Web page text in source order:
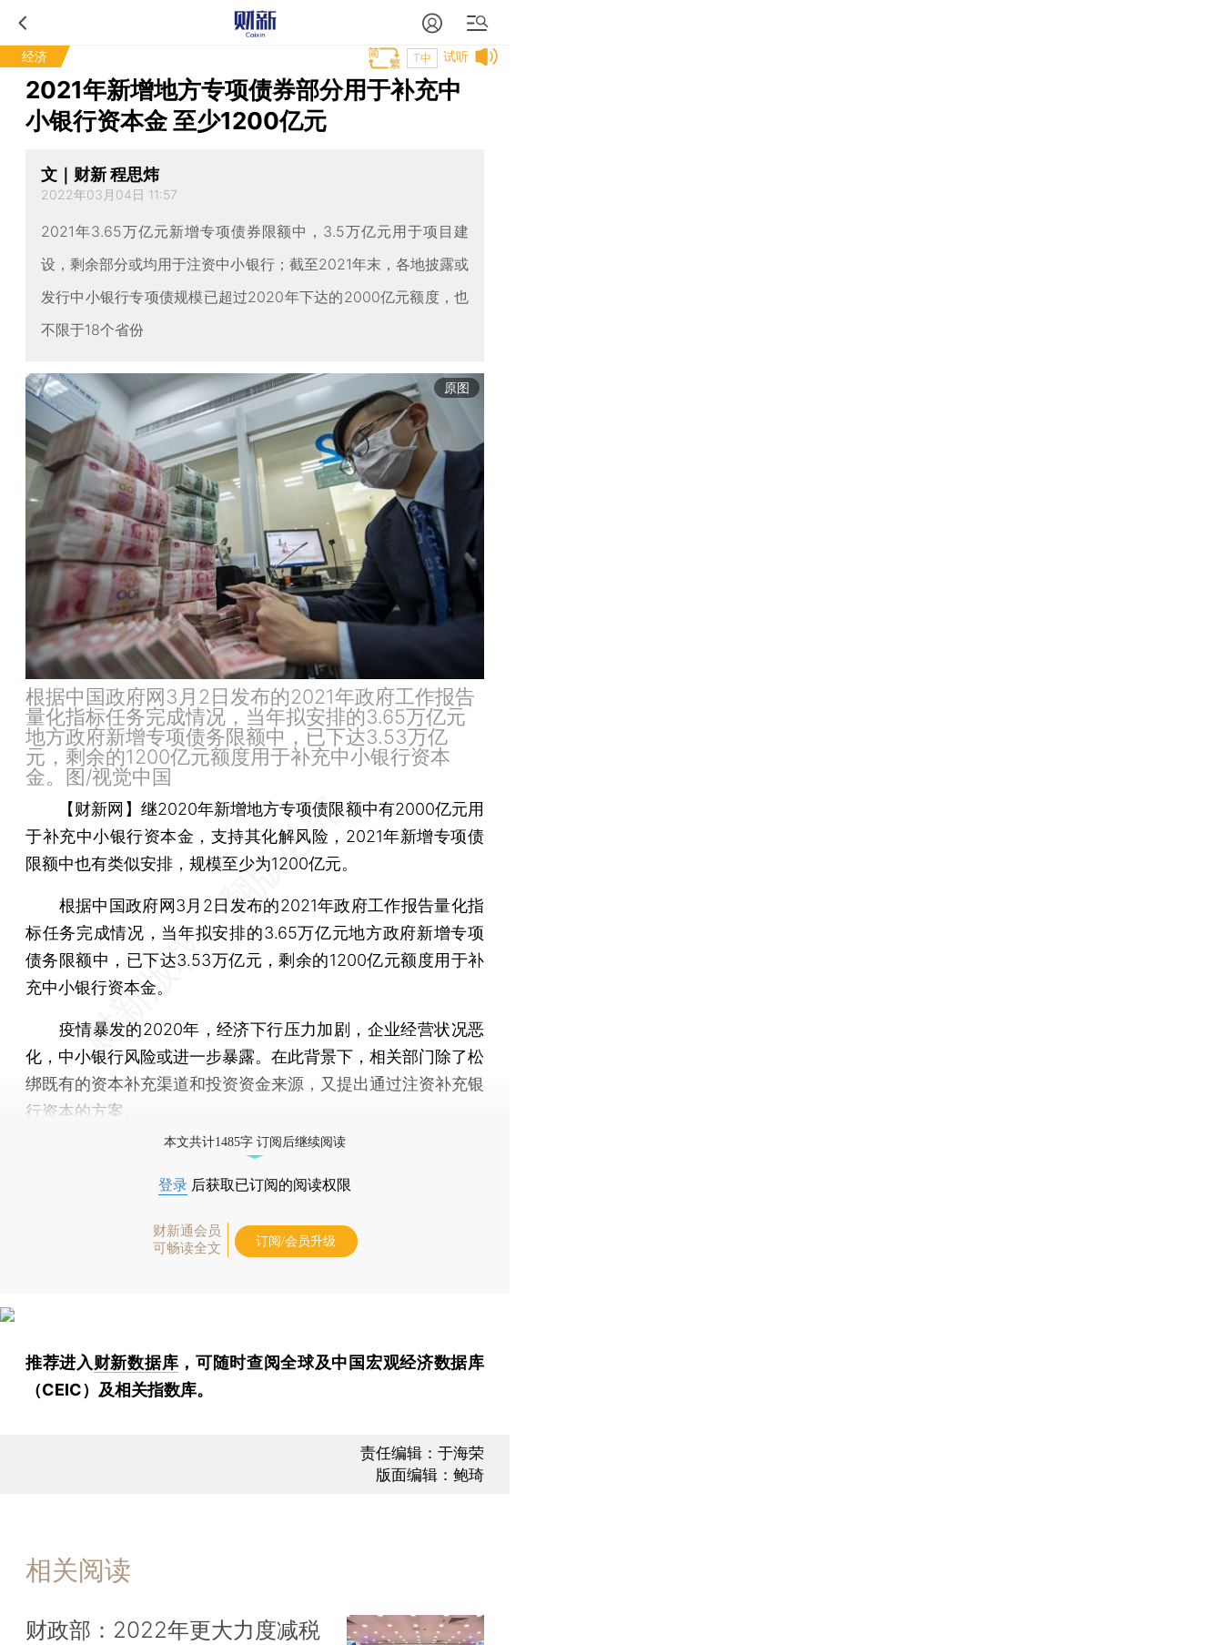
经济 试听
T中
2021年新增地方专项债券部分用于补充中
小银行资本金 至少1200亿元
文｜财新 程思炜
2022年03月04日 11:57
2021年3.65万亿元新增专项债券限额中，3.5万亿元用于项目建
设，剩余部分或均用于注资中小银行；截至2021年末，各地披露或
发行中小银行专项债规模已超过2020年下达的2000亿元额度，也
不限于18个省份
原图
根据中国政府网3月2日发布的2021年政府工作报告
量化指标任务完成情况，当年拟安排的3.65万亿元
地方政府新增专项债务限额中，已下达3.53万亿
元，剩余的1200亿元额度用于补充中小银行资本
金。图/视觉中国
【财新网】 继2020年新增地方专项债限额中有2000亿元用
于补充中小银行资本金，支持其化解风险，2021年新增专项债
限额中也有类似安排，规模至少为1200亿元。
根据中国政府网3月2日发布的2021年政府工作报告量化指
标任务完成情况，当年拟安排的3.65万亿元地方政府新增专项
债务限额中，已下达3.53万亿元，剩余的1200亿元额度用于补
充中小银行资本金。
疫情暴发的2020年，经济下行压力加剧，企业经营状况恶
化，中小银行风险或进一步暴露。在此背景下，相关部门除了松
绑既有的资本补充渠道和投资资金来源，又提出通过注资补充银
行资本的方案。
本文共计1485字 订阅后继续阅读
登录 后获取已订阅的阅读权限
财新通会员
可畅读全文
订阅/会员升级
推荐进入财新数据库 ，可随时查阅全球及中国宏观经济数据库
（CEIC）及相关指数库。
责任编辑：于海荣
版面编辑：鲍琦
相关阅读
财政部：2022年更大力度减税